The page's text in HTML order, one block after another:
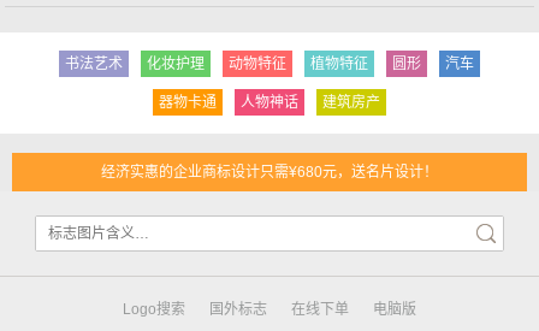
书法艺术 化妆护理 动物特征 植物特征 圆形 汽车
器物卡通 人物神话 建筑房产
经济实惠的企业商标设计只需¥680元，送名片设计！
Logo搜索 国外标志 在线下单 电脑版